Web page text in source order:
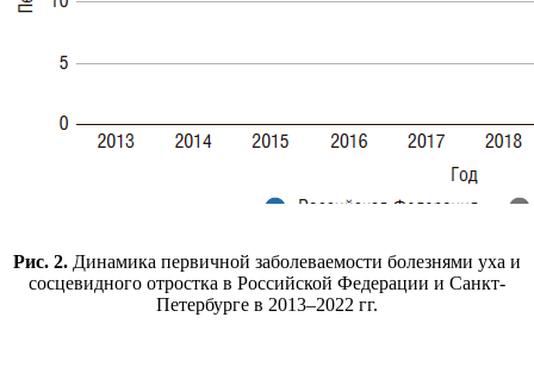
Рис. 2. Динамика первичной заболеваемости болезнями уха и
сосцевидного отростка в Российской Федерации и Санкт-
Петербурге в 2013–2022 гг.